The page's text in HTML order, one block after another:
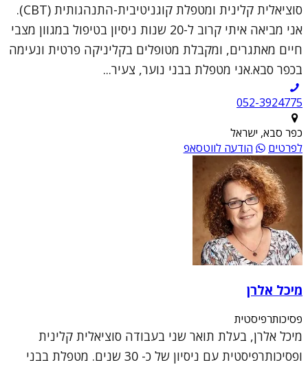
סוציאלית קלינית ומטפלת קוגניטיבית-התנהגותית (CBT).
אני מביאה איתי קרוב ל-20 שנות ניסיון בטיפול במגוון מצבי
חיים מאתגרים, ומקבלת מטופלים בקליניקה פרטית ונעימה
בכפר סבא.אני מטפלת בבני נוער, צעיר...
052-3924775
כפר סבא, ישראל
לפרטים
הודעה לווטסאפ
מיכל אלרן
פסיכותרפיסטית
מיכל אלרן, בעלת תואר שני בעבודה סוציאלית קלינית
ופסיכותרפיסטית עם ניסיון של כ- 30 שנים. מטפלת בבני